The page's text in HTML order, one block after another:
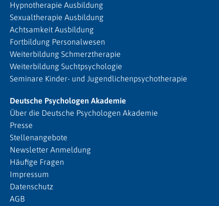
Hypnotherapie Ausbildung
Sexualtherapie Ausbildung
Achtsamkeit Ausbildung
Fortbildung Personalwesen
Weiterbildung Schmerztherapie
Weiterbildung Suchtpsychologie
Seminare Kinder- und Jugendlichenpsychotherapie
Deutsche Psychologen Akademie
Über die Deutsche Psychologen Akademie
Presse
Stellenangebote
Newsletter Anmeldung
Häufige Fragen
Impressum
Datenschutz
AGB